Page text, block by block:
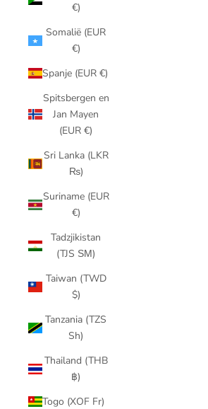
€)
Somalië (EUR
€)
Spanje (EUR €)
Spitsbergen en
Jan Mayen
(EUR €)
Sri Lanka (LKR
₨)
Suriname (EUR
€)
Tadzjikistan
(TJS ЅМ)
Taiwan (TWD
$)
Tanzania (TZS
Sh)
Thailand (THB
฿)
Togo (XOF Fr)